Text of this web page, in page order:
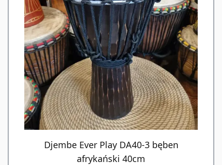
Djembe Ever Play DA40-3 bęben
afrykański 40cm